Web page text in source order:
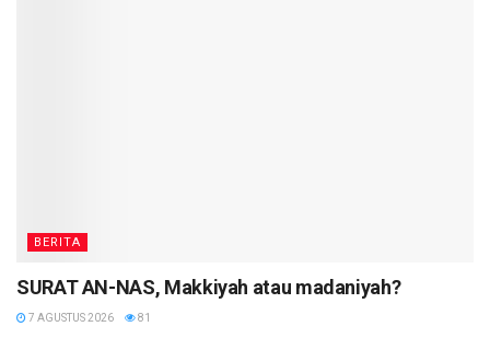
BERITA
SURAT AN-NAS, Makkiyah atau madaniyah?
7 AGUSTUS 2026 81